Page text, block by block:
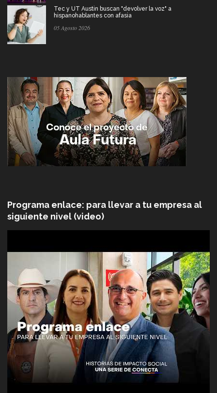
Tec y UT Austin buscan "devolver la voz" a
hispanohablantes con afasia
05 Agosto 2026
Programa enlace: para llevar a tu empresa al
siguiente nivel (video)